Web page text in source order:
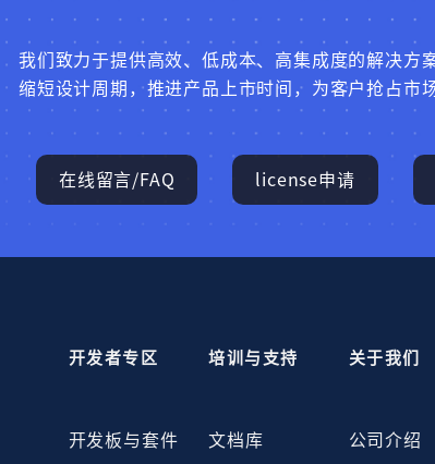
我们致力于提供高效、低成本、高集成度的解决方
缩短设计周期，推进产品上市时间，为客户抢占市
在线留言/FAQ license申请
开发者专区
开发板与套件
培训与支持
文档库
关于我们
公司介绍